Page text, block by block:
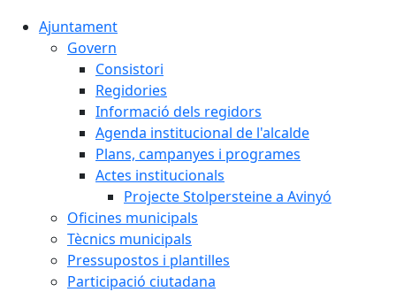
Ajuntament
Govern
Consistori
Regidories
Informació dels regidors
Agenda institucional de l'alcalde
Plans, campanyes i programes
Actes institucionals
Projecte Stolpersteine a Avinyó
Oficines municipals
Tècnics municipals
Pressupostos i plantilles
Participació ciutadana